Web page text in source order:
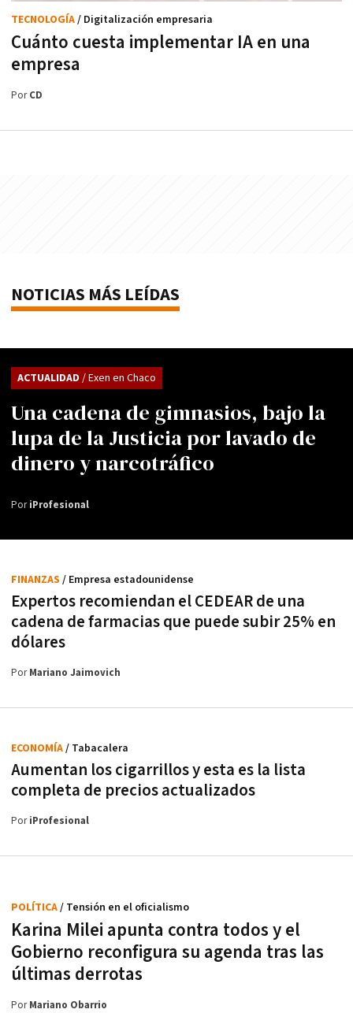
Cuánto cuesta implementar IA en una
empresa
TECNOLOGÍA/ Digitalización empresaria
PorCD
NOTICIAS MÁS LEÍDAS
Una cadena de gimnasios, bajo la
lupa de la Justicia por lavado de
dinero y narcotráfico
ACTUALIDAD / Exen en Chaco
PoriProfesional
Expertos recomiendan el CEDEAR de una
cadena de farmacias que puede subir 25% en
dólares
FINANZAS / Empresa estadounidense
PorMariano Jaimovich
Aumentan los cigarrillos y esta es la lista
completa de precios actualizados
ECONOMÍA/ Tabacalera
PoriProfesional
Karina Milei apunta contra todos y el
Gobierno reconfigura su agenda tras las
últimas derrotas
POLÍTICA/ Tensión en el oficialismo
PorMariano Obarrio